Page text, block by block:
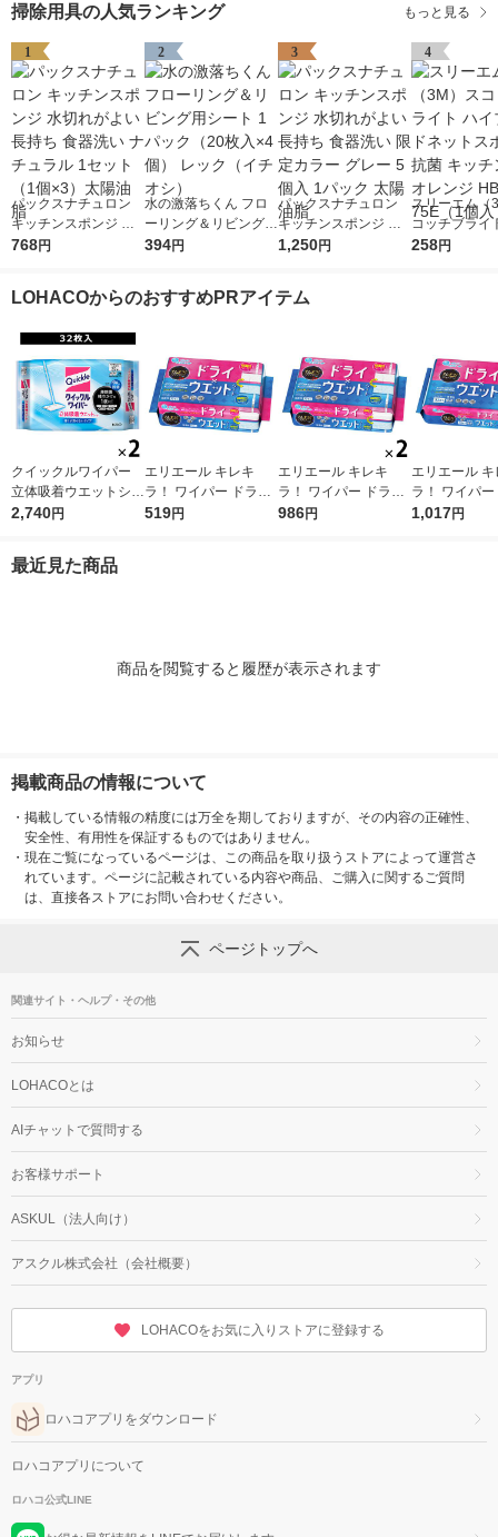
掃除用具の人気ランキング もっと見る
1
パックスナチュロン
キッチンスポンジ 水
切れがよい 長持ち 食
油脂
768円
2
水の激落ちくん フロ
ーリング＆リビング用
シート 1パック（20枚
394円
3
パックスナチュロン
キッチンスポンジ 水
切れがよい 長持ち 食
陽油脂
1,250円
4
スリーエム（
コッチブライ
ブリッドネッ
258円
LOHACOからのおすすめPRアイテム
クイックルワイパー
立体吸着ウエットシー
ト 香り残らない 1セ
2,740円
エリエール キレキ
ラ！ ワイパー ドライ
×ウエットシート 1パ
519円
エリエール キレキ
ラ！ ワイパー ドライ
×ウエットシート 1セ
986円
エリエール キ
ラ！ ワイパ
×ウエットシ
1,017円
最近見た商品
商品を閲覧すると履歴が表示されます
掲載商品の情報について
・ 掲載している情報の精度には万全を期しておりますが、その内容の正確性、
安全性、有用性を保証するものではありません。
・ 現在ご覧になっているページは、この商品を取り扱うストアによって運営さ
れています。ページに記載されている内容や商品、ご購入に関するご質問
は、直接各ストアにお問い合わせください。
ページトップへ
関連サイト・ヘルプ・その他
お知らせ
LOHACOとは
AIチャットで質問する
お客様サポート
ASKUL（法人向け）
アスクル株式会社（会社概要）
LOHACOをお気に入りストアに登録する
アプリ
ロハコアプリをダウンロード
ロハコアプリについて
ロハコ公式LINE